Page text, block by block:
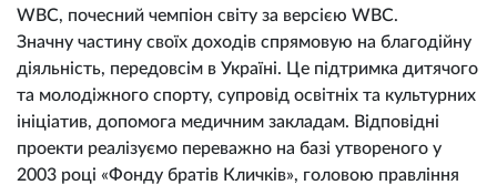
WBC, почесний чемпіон світу за версією WBC.
Значну частину своїх доходів спрямовую на благодійну
діяльність, передовсім в Україні. Це підтримка дитячого
та молодіжного спорту, супровід освітніх та культурних
ініціатив, допомога медичним закладам. Відповідні
проекти реалізуємо переважно на базі утвореного у
2003 році «Фонду братів Кличків», головою правління